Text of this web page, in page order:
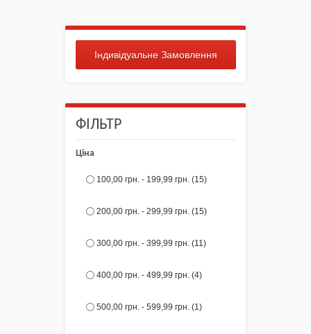
Індивідуальне Замовлення
ФІЛЬТР
Ціна
100,00 грн. - 199,99 грн. (15)
200,00 грн. - 299,99 грн. (15)
300,00 грн. - 399,99 грн. (11)
400,00 грн. - 499,99 грн. (4)
500,00 грн. - 599,99 грн. (1)